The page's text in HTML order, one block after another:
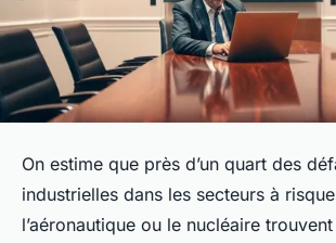
On estime que près d’un quart des
industrielles dans les secteurs à
l’aéronautique ou le nucléaire